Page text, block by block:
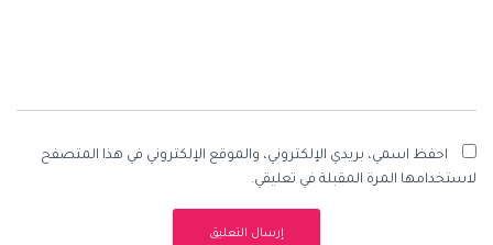
احفظ اسمي، بريدي الإلكتروني، والموقع الإلكتروني في هذا المتصفح
لاستخدامها المرة المقبلة في تعليقي.